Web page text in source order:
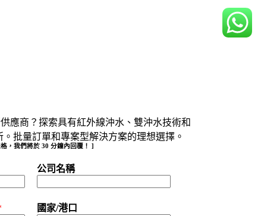
應商？探索具有紅外線沖水、雙沖水技術和
批量訂單和專案型解決方案的理想選擇。
，我們將於 30 分鐘內回覆！ ]
公司名稱
國家/港口